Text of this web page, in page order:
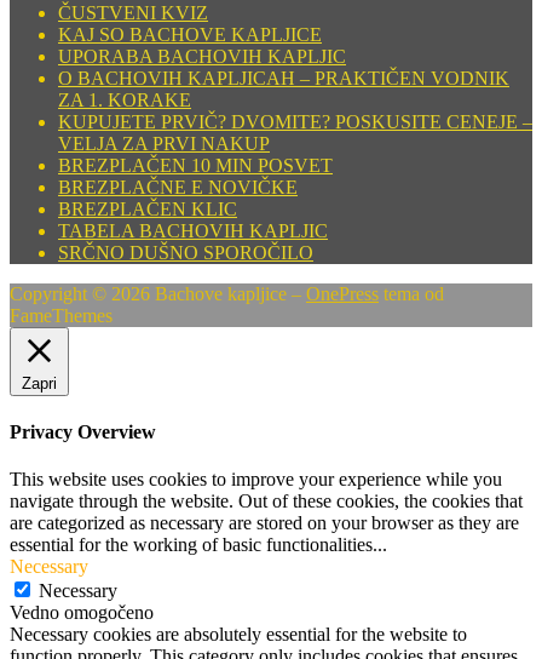
ČUSTVENI KVIZ
KAJ SO BACHOVE KAPLJICE
UPORABA BACHOVIH KAPLJIC
O BACHOVIH KAPLJICAH – PRAKTIČEN VODNIK
ZA 1. KORAKE
KUPUJETE PRVIČ? DVOMITE? POSKUSITE CENEJE –
VELJA ZA PRVI NAKUP
BREZPLAČEN 10 MIN POSVET
BREZPLAČNE E NOVIČKE
BREZPLAČEN KLIC
TABELA BACHOVIH KAPLJIC
SRČNO DUŠNO SPOROČILO
Copyright © 2026 Bachove kapljice – OnePress tema od
FameThemes
Zapri
Privacy Overview
This website uses cookies to improve your experience while you
navigate through the website. Out of these cookies, the cookies that
are categorized as necessary are stored on your browser as they are
essential for the working of basic functionalities...
Necessary
Necessary
Vedno omogočeno
Necessary cookies are absolutely essential for the website to